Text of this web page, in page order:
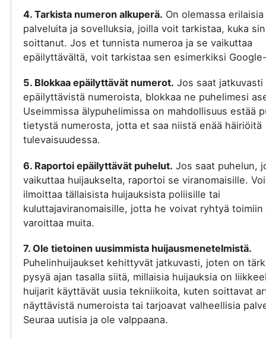
4. Tarkista numeron alkuperä. On olemassa erilaisia
palveluita ja sovelluksia, joilla voit tarkistaa, kuka
soittanut. Jos et tunnista numeroa ja se vaikuttaa
epäilyttävältä, voit tarkistaa sen esimerkiksi
5. Blokkaa epäilyttävät numerot. Jos saat jatkuvasti
epäilyttävistä numeroista, blokkaa ne puhelimesi
Useimmissa älypuhelimissa on mahdollisuus estää
tietystä numerosta, jotta et saa niistä enää häiriöitä
tulevaisuudessa.
6. Raportoi epäilyttävät puhelut. Jos saat puhelun,
vaikuttaa huijaukselta, raportoi se viranomaisille.
ilmoittaa tällaisista huijauksista poliisille tai
kuluttajaviranomaisille, jotta he voivat ryhtyä toimiin
varoittaa muita.
7. Ole tietoinen uusimmista huijausmenetelmistä.
Puhelinhuijaukset kehittyvät jatkuvasti, joten on
pysyä ajan tasalla siitä, millaisia huijauksia on
huijarit käyttävät uusia tekniikoita, kuten soittavat
näyttävistä numeroista tai tarjoavat valheellisia
Seuraa uutisia ja ole valppaana.